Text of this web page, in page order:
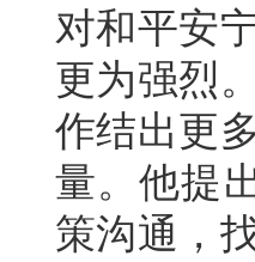
对和平安
更为强烈
作结出更
量。他提
策沟通，